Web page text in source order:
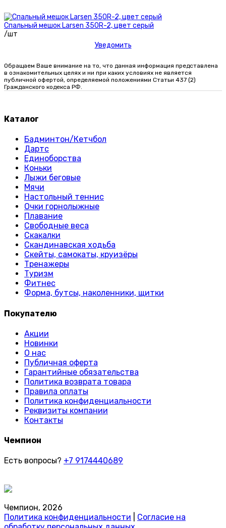
Спальный мешок Larsen 350R-2, цвет серый
/шт
Уведомить
Обращаем Ваше внимание на то, что данная информация представлена
в ознакомительных целях и ни при каких условиях не является
публичной офертой, определяемой положениями Статьи 437 (2)
Гражданского кодекса РФ.
Каталог
Бадминтон/Кетчбол
Дартс
Единоборства
Коньки
Лыжи беговые
Мячи
Настольный теннис
Очки горнолыжные
Плавание
Свободные веса
Скакалки
Скандинавская ходьба
Скейты, самокаты, круизёры
Тренажеры
Туризм
Фитнес
Форма, бутсы, наколенники, щитки
Покупателю
Акции
Новинки
О нас
Публичная оферта
Гарантийные обязательства
Политика возврата товара
Правила оплаты
Политика конфиденциальности
Реквизиты компании
Контакты
Чемпион
Есть вопросы? +7 9174440689
Чемпион, 2026
Политика конфиденциальности
Согласие на